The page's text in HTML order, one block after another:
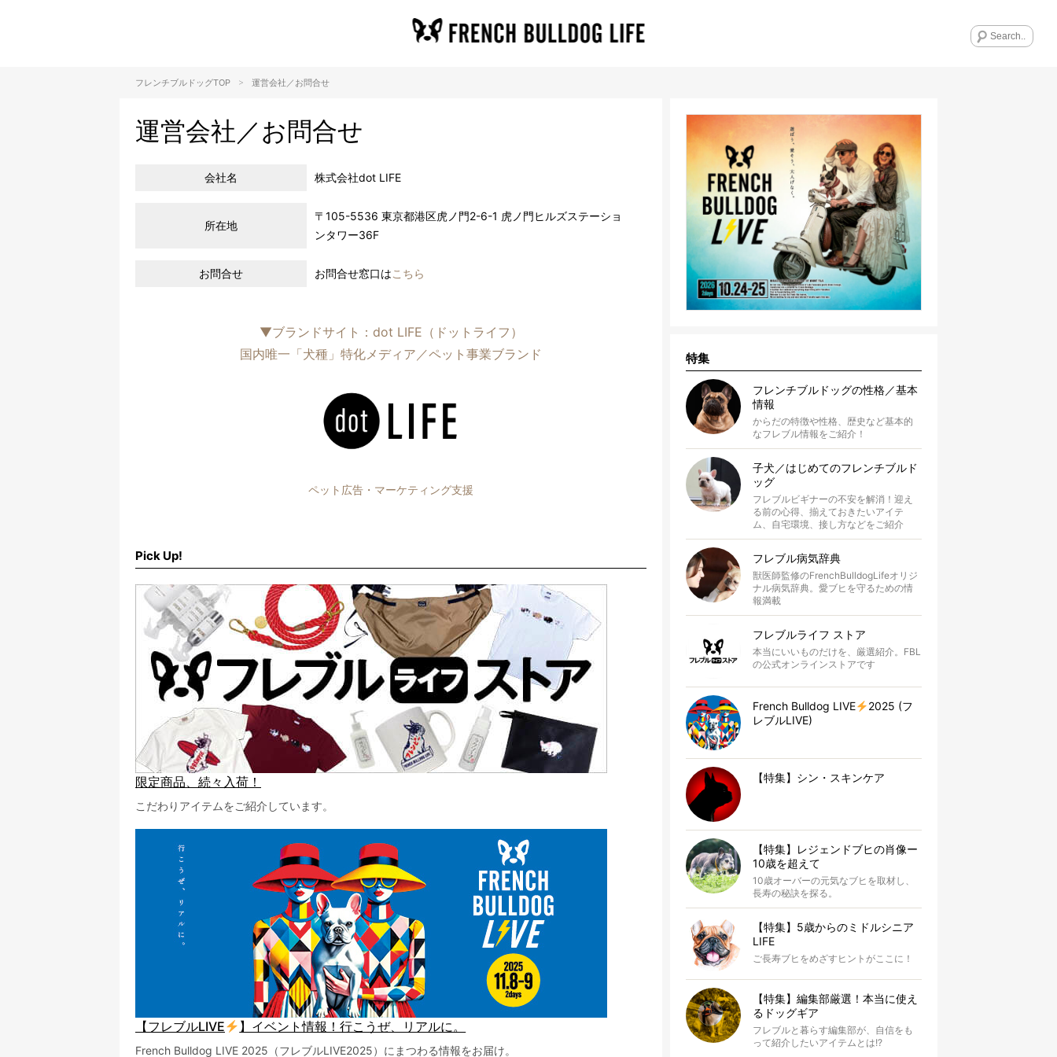
フレンチブルドッグTOP > 運営会社／お問合せ
運営会社／お問合せ
会社名 株式会社dot LIFE
所在地
〒105-5536 東京都港区虎ノ門2-6-1 虎ノ門ヒルズステーショ
ンタワー36F
お問合せ お問合せ窓口はこちら
▼ブランドサイト：dot LIFE（ドットライフ）
国内唯一「犬種」特化メディア／ペット事業ブランド
ペット広告・マーケティング支援
Pick Up!
限定商品、続々入荷！
こだわりアイテムをご紹介しています。
【フレブルLIVE 】イベント情報！行こうぜ、リアルに。
French Bulldog LIVE 2025（フレブルLIVE2025）にまつわる情報をお届け。
特集
フレンチブルドッグの性格／基本
情報
からだの特徴や性格、歴史など基本的
なフレブル情報をご紹介！
子犬／はじめてのフレンチブルド
ッグ
フレブルビギナーの不安を解消！迎え
る前の心得、揃えておきたいアイテ
ム、自宅環境、接し方などをご紹介
フレブル病気辞典
獣医師監修のFrenchBulldogLifeオリジ
ナル病気辞典。愛ブヒを守るための情
報満載
フレブルライフ ストア
本当にいいものだけを、厳選紹介。FBL
の公式オンラインストアです
French Bulldog LIVE
2025 (フ
レブルLIVE)
【特集】シン・スキンケア
【特集】レジェンドブヒの肖像ー
10歳を超えて
10歳オーバーの元気なブヒを取材し、
長寿の秘訣を探る。
【特集】5歳からのミドルシニア
LIFE
ご長寿ブヒをめざすヒントがここに！
【特集】編集部厳選！本当に使え
るドッグギア
フレブルと暮らす編集部が、自信をも
って紹介したいアイテムとは!?